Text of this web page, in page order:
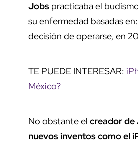
Jobs practicaba el
su enfermedad basadas
decisión de operarse, en
TE PUEDE INTERESAR:
México?
No obstante el creador de
nuevos inventos como el